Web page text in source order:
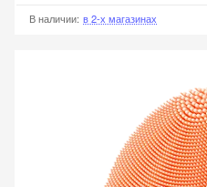
В наличии: в 2-х магазинах